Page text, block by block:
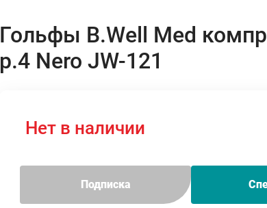
Гольфы B.Well Med
р.4 Nero JW-121
Нет в наличии
Подписка